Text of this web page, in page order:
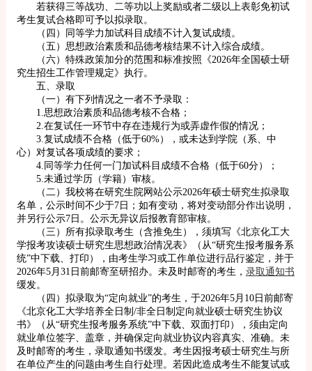
若获得三等战功、二等功以上奖励或者二级以上表彰免初试
考生复试合格即可予以拟录取。
（四）同等学力加试科目成绩不计入复试成绩。
（五）思想政治素质和品德考核结果不计入综合成绩。
（六）特殊政策加分的范围和标准按照《2026年全国硕士研
究生招生工作管理规定》执行。
五、录取
（一）有下列情况之一者不予录取：
1.思想政治素质和品德考核不合格；
2.在复试任一环节中存在违规行为或弄虚作假的情况；
3.复试成绩不合格（低于60%），或未达到学院（系、中
心）对复试各项成绩的要求；
4.同等学力任何一门加试科目成绩不合格（低于60分）；
5.未通过学历（学籍）审核。
（二）我校将在研究生院网站公示2026年硕士研究生拟录取
名单，公示时间不少于7日；如有变动，将对变动部分作出说明，
并另行公示7日。公示无异议后报教育部审核。
（三）所有拟录取考生（含推免生），须填写《北京化工大
学报考攻读硕士研究生思想政治情况表》（从“研究生报考服务系
统”中下载、打印），由考生学习或工作单位进行品行鉴定，并于
2026年5月31日前邮寄至研招办。未及时邮寄的考生， 录取通知书
缓发。
（四）拟录取为“定向就业”的考生，于2026年5月10日前邮寄
《北京化工大学培养全日制/非全日制定向就业硕士研究生协议
书》（从“研究生报考服务系统”中下载、双面打印），须由定向
就业单位签字、盖章，并确保定向就业协议内容真实、准确。未
及时邮寄的考生，录取通知书缓发。考生因报考硕士研究生与所
在单位产生的问题由考生自行处理。若因此造成考生不能复试或